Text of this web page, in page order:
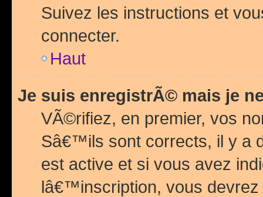
Suivez les instructions et
connecter.
Haut
Je suis enregistrÃ© mais je
VÃ©rifiez, en premier, vos
Sâ€™ils sont corrects, il y a
est active et si vous avez
lâ€™inscription, vous